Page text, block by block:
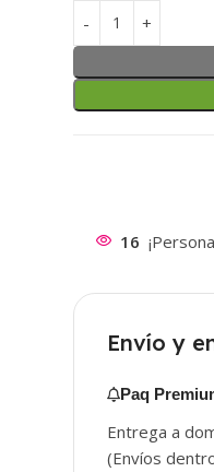
16
Envío y
Paq
Entrega a
(Envíos